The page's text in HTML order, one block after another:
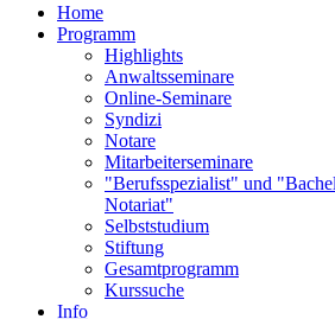
Home
Programm
Highlights
Anwaltsseminare
Online-Seminare
Syndizi
Notare
Mitarbeiterseminare
"Berufsspezialist" und
Notariat"
Selbststudium
Stiftung
Gesamtprogramm
Kurssuche
Info